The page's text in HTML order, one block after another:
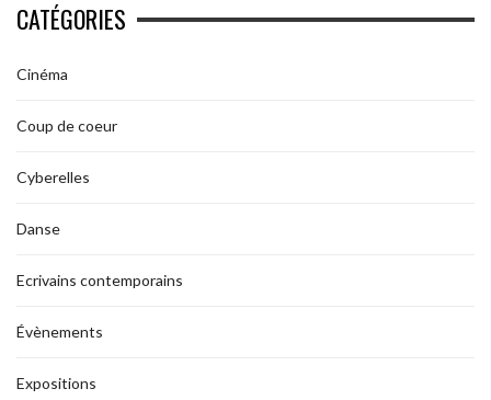
CATÉGORIES
Cinéma
Coup de coeur
Cyberelles
Danse
Ecrivains contemporains
Évènements
Expositions